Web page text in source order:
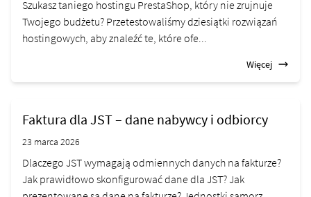
Szukasz taniego hostingu PrestaShop, który nie zrujnuje
Twojego budżetu? Przetestowaliśmy dziesiątki rozwiązań
hostingowych, aby znaleźć te, które ofe...
Więcej
Faktura dla JST – dane nabywcy i odbiorcy
23 marca 2026
Dlaczego JST wymagają odmiennych danych na fakturze?
Jak prawidłowo skonfigurować dane dla JST? Jak